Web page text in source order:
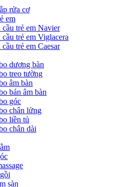
rửa cơ
em
cầu trẻ em Navier
cầu trẻ em Viglacera
trẻ em Caesar
dương bàn
treo tường
âm bàn
bán âm bàn
góc
chân lửng
liền tủ
chân dài
sàn